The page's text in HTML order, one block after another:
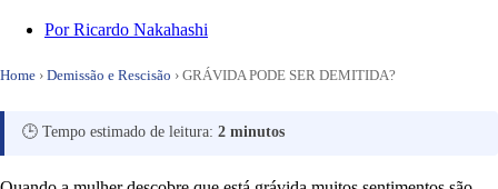
PorRicardo Nakahashi
Home › Demissão e Rescisão › GRÁVIDA PODE SER DEMITIDA?
🕒 Tempo estimado de leitura: 2 minutos